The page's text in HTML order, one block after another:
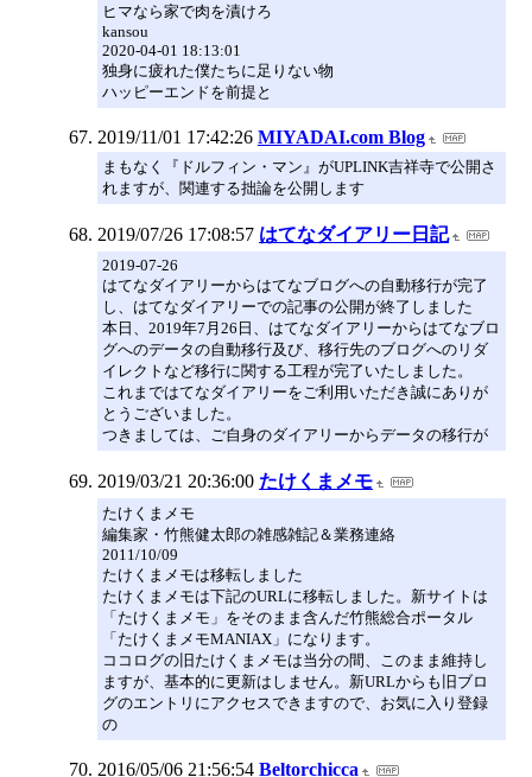
ヒマなら家で肉を漬けろ
kansou
2020-04-01 18:13:01
独身に疲れた僕たちに足りない物
ハッピーエンドを前提と
2019/11/01 17:42:26 MIYADAI.com Blog
まもなく『ドルフィン・マン』がUPLINK吉祥寺で公開さ
れますが、関連する拙論を公開します
2019/07/26 17:08:57 はてなダイアリー日記
2019-07-26
はてなダイアリーからはてなブログへの自動移行が完了
し、はてなダイアリーでの記事の公開が終了しました
本日、2019年7月26日、はてなダイアリーからはてなブロ
グへのデータの自動移行及び、移行先のブログへのリダ
イレクトなど移行に関する工程が完了いたしました。
これまではてなダイアリーをご利用いただき誠にありが
とうございました。
つきましては、ご自身のダイアリーからデータの移行が
2019/03/21 20:36:00 たけくまメモ
たけくまメモ
編集家・竹熊健太郎の雑感雑記＆業務連絡
2011/10/09
たけくまメモは移転しました
たけくまメモは下記のURLに移転しました。新サイトは
「たけくまメモ」をそのまま含んだ竹熊総合ポータル
「たけくまメモMANIAX」になります。
ココログの旧たけくまメモは当分の間、このまま維持し
ますが、基本的に更新はしません。新URLからも旧ブロ
グのエントリにアクセスできますので、お気に入り登録
の
2016/05/06 21:56:54 Beltorchicca